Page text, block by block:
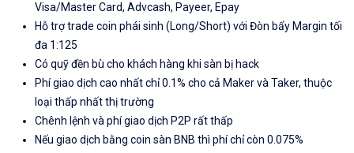
Visa/Master Card, Advcash, Payeer, Epay
Hỗ trợ trade coin phái sinh (Long/Short) với Đòn bẩy Margin tối
đa 1:125
Có quỹ đền bù cho khách hàng khi sàn bị hack
Phí giao dịch cao nhất chỉ 0.1% cho cả Maker và Taker, thuộc
loại thấp nhất thị trường
Chênh lệnh và phí giao dịch P2P rất thấp
Nếu giao dịch bằng coin sàn BNB thì phí chỉ còn 0.075%